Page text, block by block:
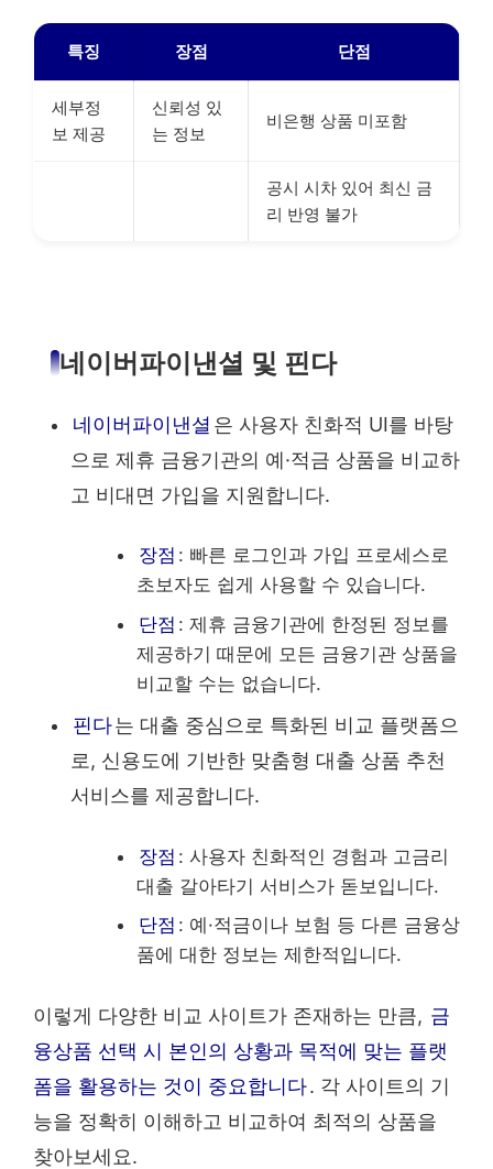
특징 장점 단점
세부정
보 제공
신뢰성 있
는 정보
비은행 상품 미포함
공시 시차 있어 최신 금
리 반영 불가
네이버파이낸셜 및 핀다
네이버파이낸셜 은 사용자 친화적 UI를 바탕
으로 제휴 금융기관의 예·적금 상품을 비교하
고 비대면 가입을 지원합니다.
장점 : 빠른 로그인과 가입 프로세스로
초보자도 쉽게 사용할 수 있습니다.
단점 : 제휴 금융기관에 한정된 정보를
제공하기 때문에 모든 금융기관 상품을
비교할 수는 없습니다.
핀다는 대출 중심으로 특화된 비교 플랫폼으
로, 신용도에 기반한 맞춤형 대출 상품 추천
서비스를 제공합니다.
장점 : 사용자 친화적인 경험과 고금리
대출 갈아타기 서비스가 돋보입니다.
단점 : 예·적금이나 보험 등 다른 금융상
품에 대한 정보는 제한적입니다.
이렇게 다양한 비교 사이트가 존재하는 만큼, 금
융상품 선택 시 본인의 상황과 목적에 맞는 플랫
폼을 활용하는 것이 중요합니다. 각 사이트의 기
능을 정확히 이해하고 비교하여 최적의 상품을
찾아보세요.